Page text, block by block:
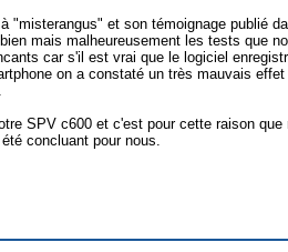
"misterangus" et son témoignage publié
mais malheureusement les tests que
car s'il est vrai que le logiciel
on a constaté un très mauvais effet
SPV c600 et c'est pour cette raison que
concluant pour nous.